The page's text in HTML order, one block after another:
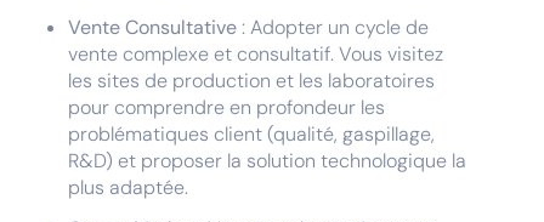
Vente Consultative: Adopter un cycle de
vente complexe et consultatif. Vous visitez
les sites de production et les laboratoires
pour comprendre en profondeur les
problématiques client (qualité, gaspillage,
R&D) et proposer la solution technologique la
plus adaptée.